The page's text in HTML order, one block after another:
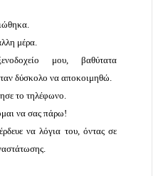
μέρα.
μου, βαθύτατα
δύσκολο να αποκοιμηθώ.
το τηλέφωνο.
να σας πάρω!
να λόγια του, όντας σε